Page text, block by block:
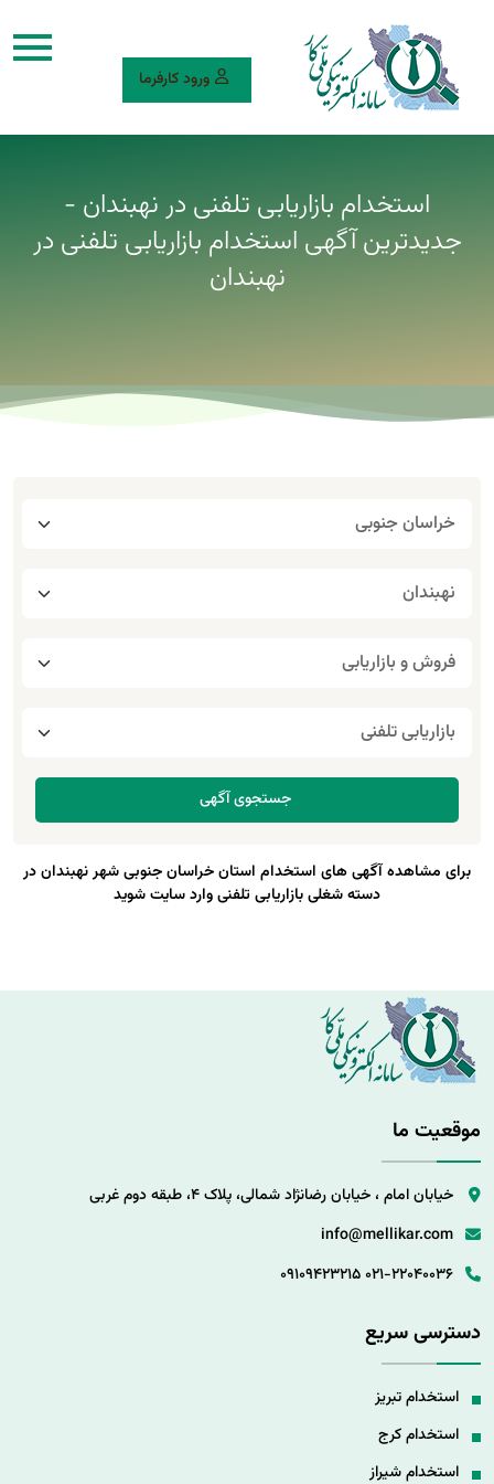
ورود کارفرما
استخدام بازاریابی تلفنی در نهبندان -
جدیدترین آگهی استخدام بازاریابی تلفنی در
نهبندان
برای مشاهده آگهی های استخدام استان خراسان جنوبی شهر نهبندان در
دسته شغلی بازاریابی تلفنی وارد سایت شوید
موقعیت ما
خیابان امام ، خیابان رضانژاد شمالی، پلاک 4، طبقه دوم غربی
info@mellikar.com
021-22040036
09109423215
دسترسی سریع
استخدام تبریز
استخدام کرج
استخدام شیراز